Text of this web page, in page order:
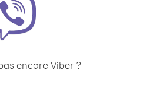
encore Viber ?